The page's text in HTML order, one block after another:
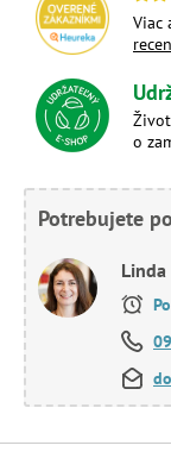
Viac
o
Potrebujete
Linda